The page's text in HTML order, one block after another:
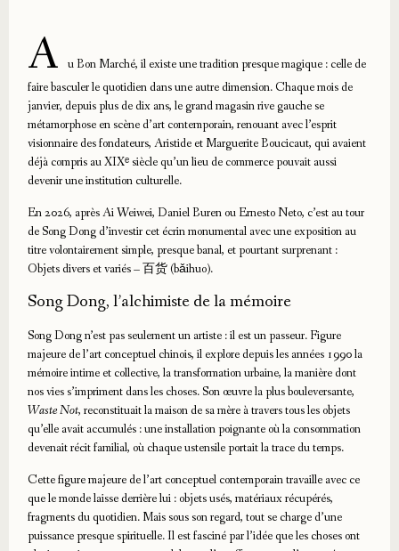
A
u Bon Marché, il existe une tradition presque magique : celle de
faire basculer le quotidien dans une autre dimension. Chaque mois de
janvier, depuis plus de dix ans, le grand magasin rive gauche se
métamorphose en scène d’art contemporain, renouant avec l’esprit
visionnaire des fondateurs, Aristide et Marguerite Boucicaut, qui avaient
déjà compris au XIXᵉ siècle qu’un lieu de commerce pouvait aussi
devenir une institution culturelle.
En 2026, après Ai Weiwei, Daniel Buren ou Ernesto Neto, c’est au tour
de Song Dong d’investir cet écrin monumental avec une exposition au
titre volontairement simple, presque banal, et pourtant surprenant :
Objets divers et variés – 百货 (bǎihuo).
Song Dong, l’alchimiste de la mémoire
Song Dong n’est pas seulement un artiste : il est un passeur. Figure
majeure de l’art conceptuel chinois, il explore depuis les années 1990 la
mémoire intime et collective, la transformation urbaine, la manière dont
nos vies s’impriment dans les choses. Son œuvre la plus bouleversante,
Waste Not, reconstituait la maison de sa mère à travers tous les objets
qu’elle avait accumulés : une installation poignante où la consommation
devenait récit familial, où chaque ustensile portait la trace du temps.
Cette figure majeure de l’art conceptuel contemporain travaille avec ce
que le monde laisse derrière lui : objets usés, matériaux récupérés,
fragments du quotidien. Mais sous son regard, tout se charge d’une
puissance presque spirituelle. Il est fasciné par l’idée que les choses ont